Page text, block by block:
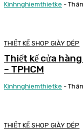
Kinhnghiemthietke -
THIẾT KẾ SHOP GIÀY DÉP
Thiết kế cửa
– TPHCM
Kinhnghiemthietke -
THIẾT KẾ SHOP GIÀY DÉP